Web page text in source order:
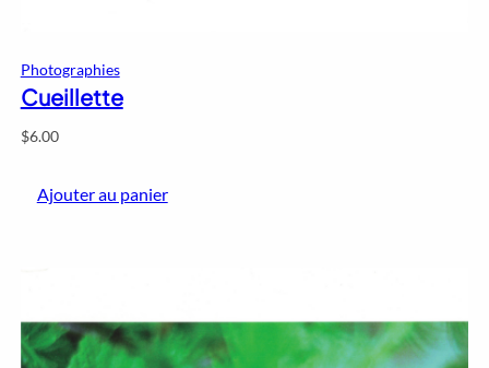
Photographies
Cueillette
$6.00
Ajouter au panier